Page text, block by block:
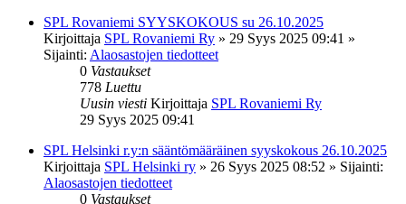
SPL Rovaniemi SYYSKOKOUS su 26.10.2025
Kirjoittaja SPL Rovaniemi Ry » 29 Syys 2025 09:41 »
Sijainti: Alaosastojen tiedotteet
0 Vastaukset
778 Luettu
Uusin viesti Kirjoittaja SPL Rovaniemi Ry
29 Syys 2025 09:41
SPL Helsinki r.y:n sääntömääräinen syyskokous 26.10.2025
Kirjoittaja SPL Helsinki ry » 26 Syys 2025 08:52 » Sijainti:
Alaosastojen tiedotteet
0 Vastaukset